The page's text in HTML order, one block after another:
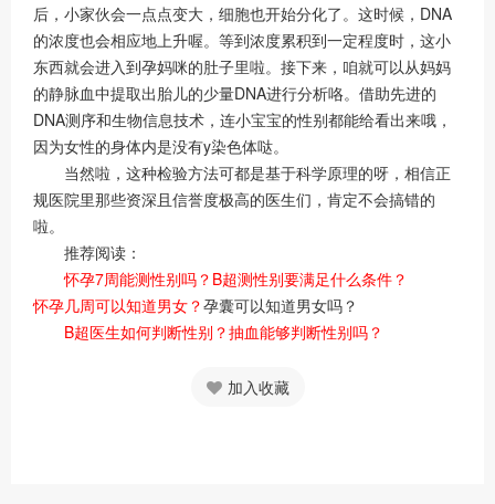
后，小家伙会一点点变大，细胞也开始分化了。这时候，DNA
的浓度也会相应地上升喔。等到浓度累积到一定程度时，这小
东西就会进入到孕妈咪的肚子里啦。接下来，咱就可以从妈妈
的静脉血中提取出胎儿的少量DNA进行分析咯。借助先进的
DNA测序和生物信息技术，连小宝宝的性别都能给看出来哦，
因为女性的身体内是没有y染色体哒。
当然啦，这种检验方法可都是基于科学原理的呀，相信正
规医院里那些资深且信誉度极高的医生们，肯定不会搞错的
啦。
推荐阅读：
怀孕7周能测性别吗？B超测性别要满足什么条件？
怀孕几周可以知道男女？孕囊可以知道男女吗？
B超医生如何判断性别？抽血能够判断性别吗？
加入收藏